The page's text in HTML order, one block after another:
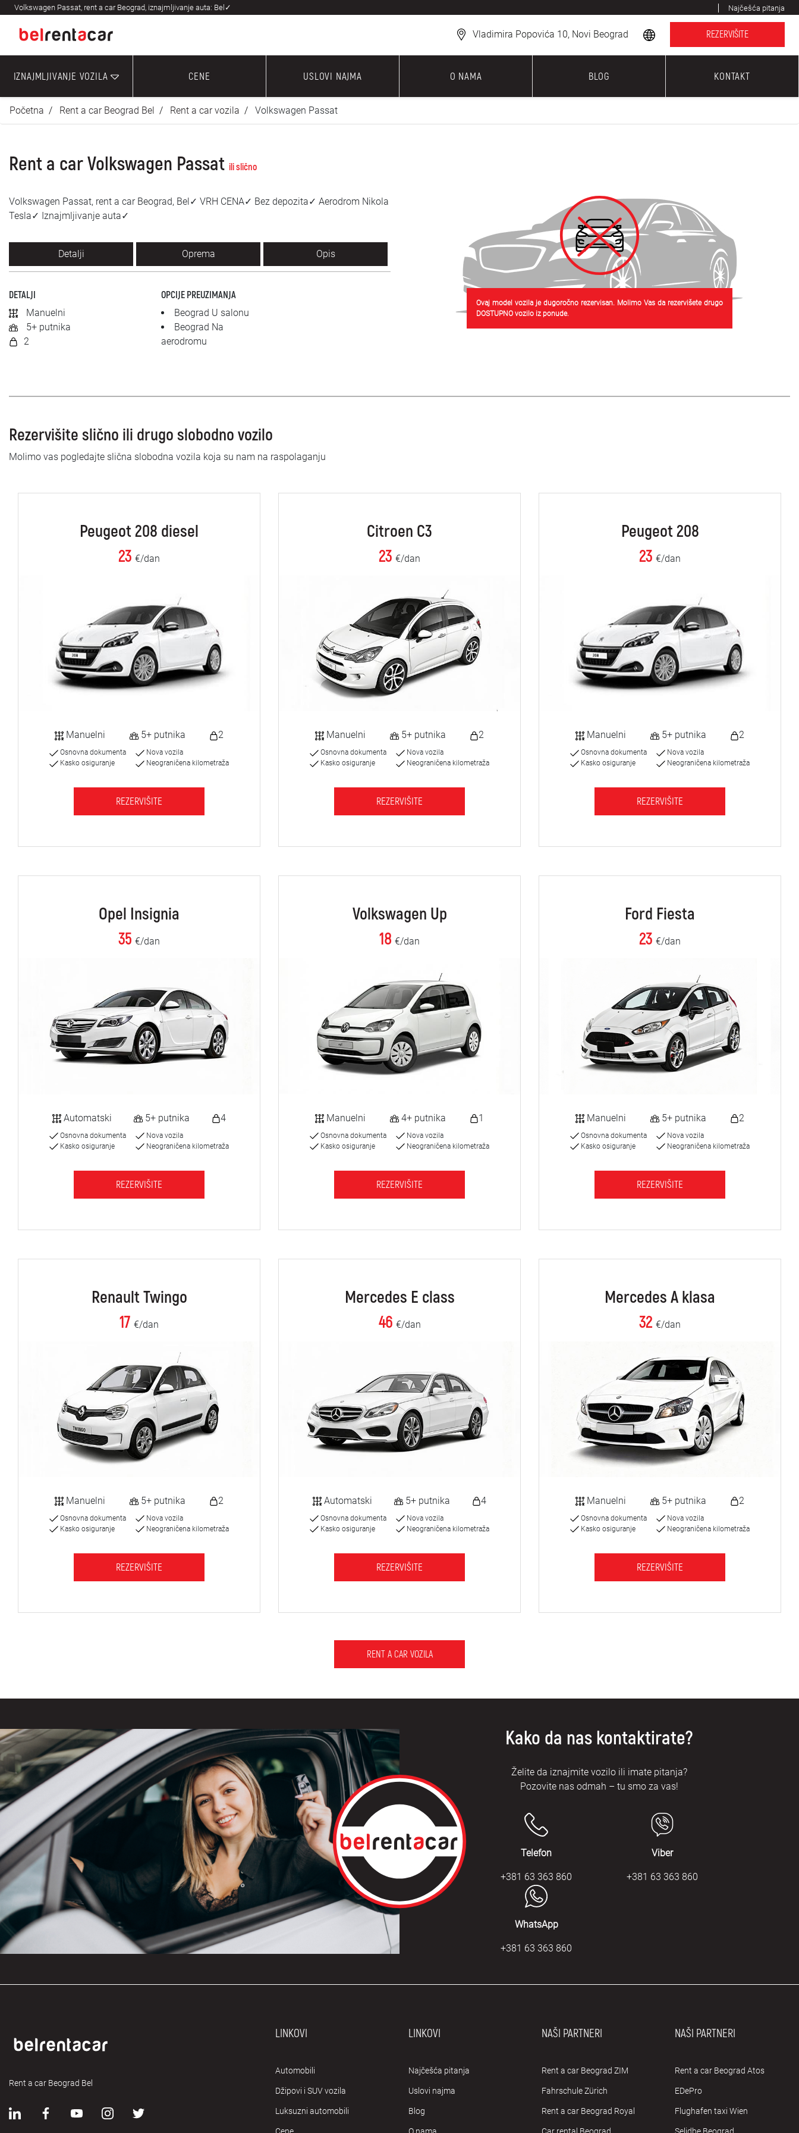
Volkswagen Passat, rent a car Beograd, iznajmljivanje auta: Bel✓ Najčešća pitanja
Vladimira Popovića 10, Novi Beograd REZERVIŠITE
IZNAJMLJIVANJE VOZILA CENE USLOVI NAJMA O NAMA BLOG KONTAKT
Početna Rent a car Beograd Bel Rent a car vozila Volkswagen Passat
Rent a car Volkswagen Passat ili slično
Volkswagen Passat, rent a car Beograd, Bel✓ VRH CENA✓ Bez depozita✓ Aerodrom Nikola
Tesla✓ Iznajmljivanje auta✓
Detalji Oprema Opis
DETALJI
Manuelni
5+ putnika
2
OPCIJE PREUZIMANJA
Beograd U salonu
Beograd Na
aerodromu
Ovaj model vozila je dugoročno rezervisan. Molimo Vas da rezervišete drugo
DOSTUPNO vozilo iz ponude.
Rezervišite slično ili drugo slobodno vozilo
Molimo vas pogledajte slična slobodna vozila koja su nam na raspolaganju
Peugeot 208 diesel
23 €/dan
Manuelni 5+ putnika 2
Osnovna dokumenta
Kasko osiguranje
Nova vozila
Neograničena kilometraža
REZERVIŠITE
Citroen C3
23 €/dan
Manuelni 5+ putnika 2
Osnovna dokumenta
Kasko osiguranje
Nova vozila
Neograničena kilometraža
REZERVIŠITE
Peugeot 208
23 €/dan
Manuelni 5+ putnika 2
Osnovna dokumenta
Kasko osiguranje
Nova vozila
Neograničena kilometraža
REZERVIŠITE
Opel Insignia
35 €/dan
Automatski 5+ putnika 4
Osnovna dokumenta
Kasko osiguranje
Nova vozila
Neograničena kilometraža
REZERVIŠITE
Volkswagen Up
18 €/dan
Manuelni 4+ putnika 1
Osnovna dokumenta
Kasko osiguranje
Nova vozila
Neograničena kilometraža
REZERVIŠITE
Ford Fiesta
23 €/dan
Manuelni 5+ putnika 2
Osnovna dokumenta
Kasko osiguranje
Nova vozila
Neograničena kilometraža
REZERVIŠITE
Renault Twingo
17 €/dan
Manuelni 5+ putnika 2
Osnovna dokumenta
Kasko osiguranje
Nova vozila
Neograničena kilometraža
REZERVIŠITE
Mercedes E class
46 €/dan
Automatski 5+ putnika 4
Osnovna dokumenta
Kasko osiguranje
Nova vozila
Neograničena kilometraža
REZERVIŠITE
Mercedes A klasa
32 €/dan
Manuelni 5+ putnika 2
Osnovna dokumenta
Kasko osiguranje
Nova vozila
Neograničena kilometraža
REZERVIŠITE
RENT A CAR VOZILA
Kako da nas kontaktirate?
Želite da iznajmite vozilo ili imate pitanja?
Pozovite nas odmah – tu smo za vas!
Telefon
+381 63 363 860
Viber
+381 63 363 860
WhatsApp
+381 63 363 860
Rent a car Beograd Bel
LINKOVI
Automobili
Džipovi i SUV vozila
Luksuzni automobili
LINKOVI
Najčešća pitanja
Uslovi najma
Blog
NAŠI PARTNERI
Rent a car Beograd ZIM
Fahrschule Zürich
Rent a car Beograd Royal
NAŠI PARTNERI
Rent a car Beograd Atos
EDePro
Flughafen taxi Wien